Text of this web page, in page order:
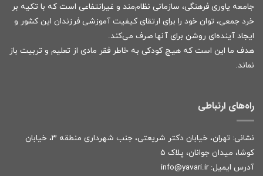
جامعه یاوری فرهنگی، سازمانی نظام‌مند و غیرانتفاعی است که با تکیه بر
خرد جمعی، توان خود را برای ارتقای کیفیت آموزشی فرزندان این کشور و
ایجاد آینده‌ای روشن برای آنها صرف می‌کند.
هدف ما این است که هیچ کودکی به خاطر فقر مادی از تعلیم و تربیت باز
نماند.
راه‌های ارتباطی
نشانی: تهران، خیابان دکتر شریعتی، جنب شهرداری منطقه ۳، خیابان
کوشا، میدان جوانان، پلاک ۵
آدرس ایمیل: info@yavari.ir